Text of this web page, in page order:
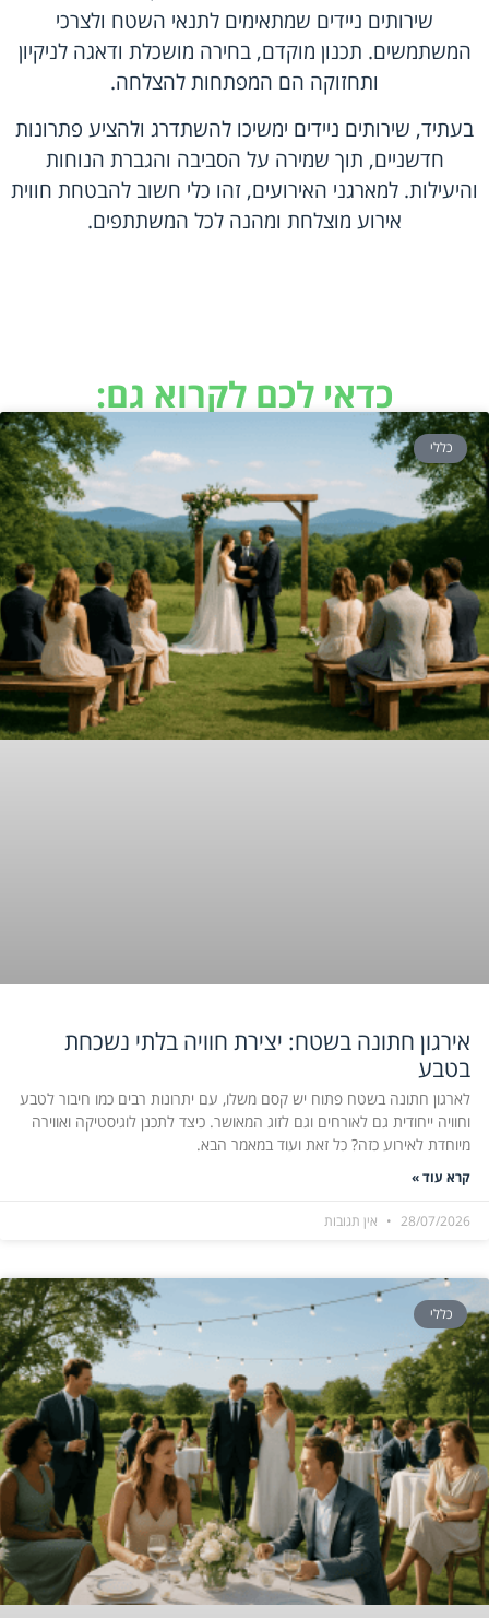
שירותים ניידים שמתאימים לתנאי השטח ולצרכי
המשתמשים. תכנון מוקדם, בחירה מושכלת ודאגה לניקיון
ותחזוקה הם המפתחות להצלחה.
בעתיד, שירותים ניידים ימשיכו להשתדרג ולהציע פתרונות
חדשניים, תוך שמירה על הסביבה והגברת הנוחות
והיעילות. למארגני האירועים, זהו כלי חשוב להבטחת חווית
אירוע מוצלחת ומהנה לכל המשתתפים.
כדאי לכם לקרוא גם:
כללי
אירגון חתונה בשטח: יצירת חוויה בלתי נשכחת
בטבע
לארגון חתונה בשטח פתוח יש קסם משלו, עם יתרונות רבים כמו חיבור לטבע
וחוויה ייחודית גם לאורחים וגם לזוג המאושר. כיצד לתכנן לוגיסטיקה ואווירה
מיוחדת לאירוע כזה? כל זאת ועוד במאמר הבא.
קרא עוד »
28/07/2026 אין תגובות
כללי